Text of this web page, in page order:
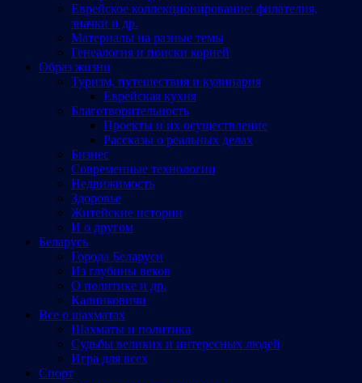
Еврейское коллекционирование: филателия,
значки и др.
Материалы на разные темы
Генеалогия и поиски корней
Образ жизни
Туризм, путешествия и кулинария
Еврейская кухня
Благотворительность
Проекты и их осуществление
Рассказы о реальных делах
Бизнес
Современные технологии
Недвижимость
Здоровье
Житейские истории
И о другом
Беларусь
Города Беларуси
Из глубины веков
О политике и др.
Калинковичи
Все о шахматах
Шахматы и политика
Судьбы великих и интересных людей
Игра для всех
Спорт